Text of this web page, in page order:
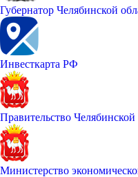
Губернатор Челябинской
Инвесткарта РФ
Правительство Челябинской
Министерство